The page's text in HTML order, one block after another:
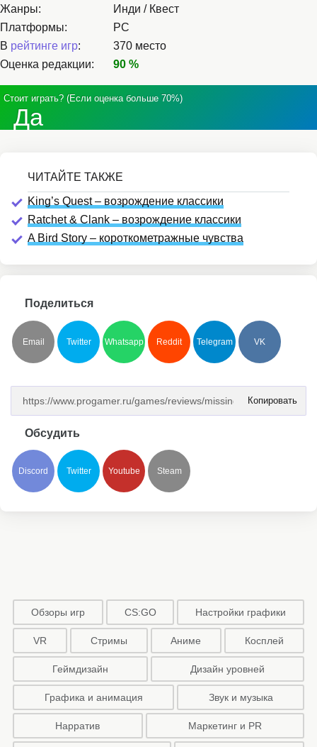
Жанры:
Инди / Квест
Платформы:
PC
В рейтинге игр:
370 место
Оценка редакции:
90 %
Стоит играть? (Если оценка больше 70%)
Да
King’s Quest – возрождение классики
Ratchet & Clank – возрождение классики
A Bird Story – короткометражные чувства
Поделиться
Email Twitter Whatsapp Reddit Telegram VK
Копировать
Обсудить
Discord Twitter Youtube Steam
Обзоры игр CS:GO Настройки графики
VR Стримы Аниме Косплей
Геймдизайн Дизайн уровней
Графика и анимация Звук и музыка
Нарратив Маркетинг и PR